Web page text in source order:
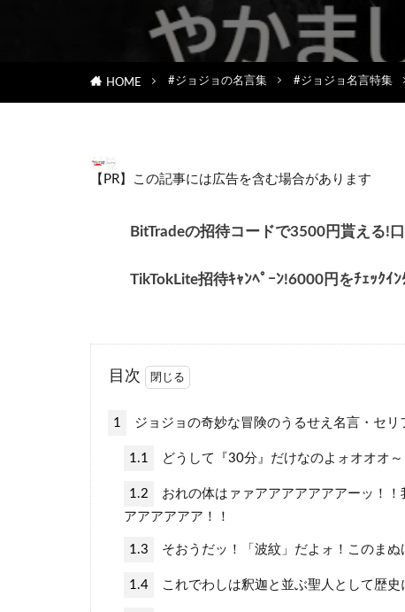
HOME #ジョジョの名言集 #ジョジョ名言特集
【PR】この記事には広告を含む場合があります
BitTradeの招待コードで3500円貰える!
TikTokLite招待ｷｬﾝﾍﾟｰﾝ!6000円をﾁｪｯｸｲ
目次
1 ジョジョの奇妙な冒険のうるせえ名言・セリ
1.1 どうして『30分』だけなのよォオオオ
1.2
おれの体はァァアアアアアアアーッ！
アアアアアア！！
1.3 そおうだッ！「波紋」だよォ！このま
1.4 これでわしは釈迦と並ぶ聖人として歴